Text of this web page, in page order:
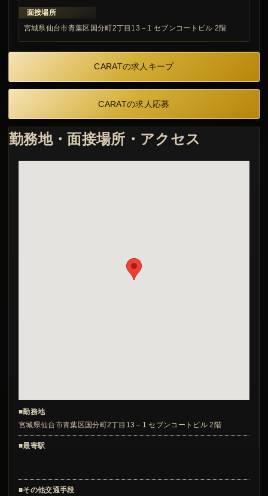
面接場所
宮城県仙台市青葉区国分町2丁目13－1 セブンコートビル 2階
CARATの求人キープ
CARATの求人応募
勤務地・面接場所・アクセス
■勤務地
宮城県仙台市青葉区国分町2丁目13－1 セブンコートビル 2階
■最寄駅
■その他交通手段